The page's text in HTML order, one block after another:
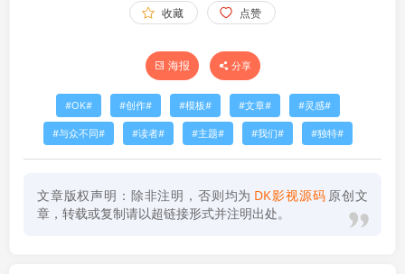
收藏 点赞
海报 分享
OK 创作 模板 文章 灵感
与众不同 读者 主题 我们 独特
文章版权声明：除非注明，否则均为 DK影视源码 原创文
章，转载或复制请以超链接形式并注明出处。